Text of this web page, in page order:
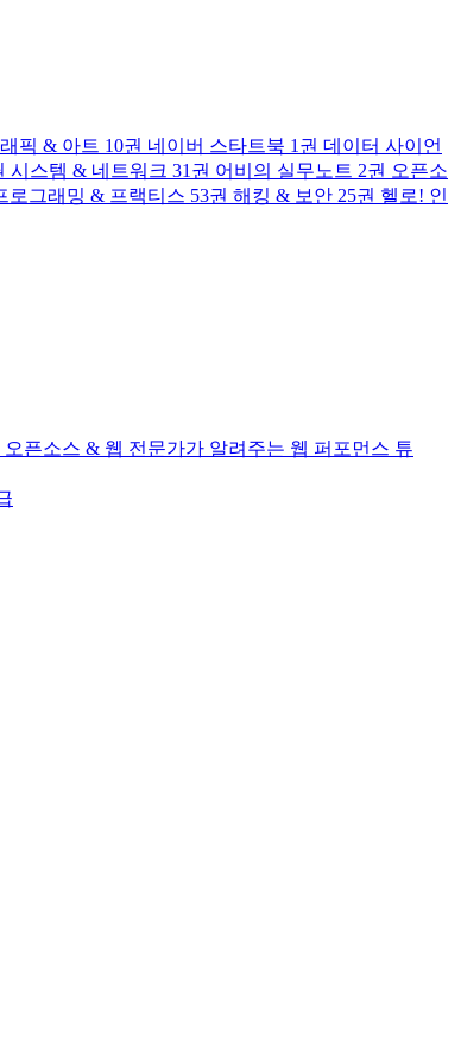
픽 & 아트 10권 네이버 스타트북 1권 데이터 사이언
시스템 & 네트워크 31권 어비의 실무노트 2권 오픈소
로그래밍 & 프랙티스 53권 해킹 & 보안 25권 헬로! 인
오픈소스 & 웹 전문가가 알려주는 웹 퍼포먼스 튜